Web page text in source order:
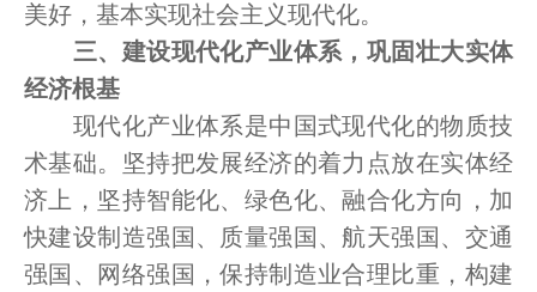
美好，基本实现社会主义现代化。
三、建设现代化产业体系，巩固壮大实体
经济根基
现代化产业体系是中国式现代化的物质技
术基础。坚持把发展经济的着力点放在实体经
济上，坚持智能化、绿色化、融合化方向，加
快建设制造强国、质量强国、航天强国、交通
强国、网络强国，保持制造业合理比重，构建